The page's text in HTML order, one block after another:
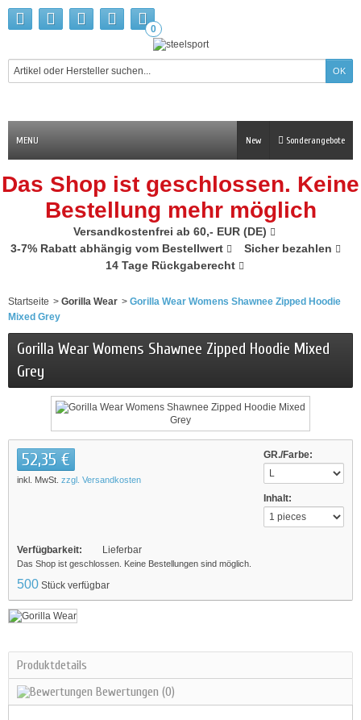
0
MENU Sonderangebote
New
Das Shop ist geschlossen. Keine
Bestellung mehr möglich
Versandkostenfrei ab 60,- EUR (DE)
3-7% Rabatt abhängig vom Bestellwert
Sicher bezahlen
14 Tage Rückgaberecht
Startseite > Gorilla Wear > Gorilla Wear Womens Shawnee Zipped Hoodie
Mixed Grey
Gorilla Wear Womens Shawnee Zipped Hoodie Mixed
Grey
GR./Farbe:
Inhalt:
52,35 €
inkl. MwSt. zzgl. Versandkosten
Verfügbarkeit: Lieferbar
Das Shop ist geschlossen. Keine Bestellungen sind möglich.
500 Stück verfügbar
Produktdetails
Bewertungen (0)